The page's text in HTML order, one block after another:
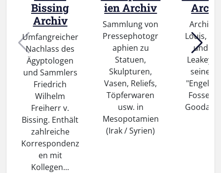
Bissing
Archiv
Umfangreicher
Nachlass des
Ägyptologen
und Sammlers
Friedrich
Wilhelm
Freiherr v.
Bissing. Enthält
zahlreiche
Korrespondenz
en mit
Kollegen...
ien Archiv
Sammlung von
Pressephotogr
aphien zu
Statuen,
Skulpturen,
Vasen, Reliefs,
Töpferwaren
usw. in
Mesopotamien
(Irak / Syrien)
Archiv
Louis,
und
Leakey
seinen
"Engeln"
Fossey,
Goodall